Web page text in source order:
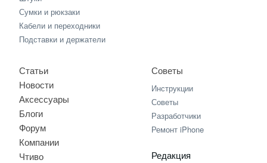
Сумки и рюкзаки
Кабели и переходники
Подставки и держатели
Статьи
Новости
Аксессуары
Блоги
Форум
Компании
Чтиво
Советы
Инструкции
Советы
Разработчики
Ремонт iPhone
Редакция